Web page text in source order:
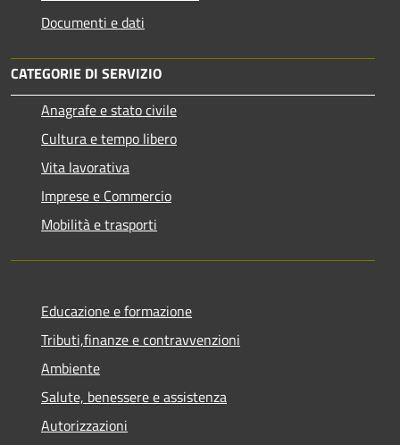
Documenti e dati
CATEGORIE DI SERVIZIO
Anagrafe e stato civile
Cultura e tempo libero
Vita lavorativa
Imprese e Commercio
Mobilità e trasporti
Educazione e formazione
Tributi,finanze e contravvenzioni
Ambiente
Salute, benessere e assistenza
Autorizzazioni